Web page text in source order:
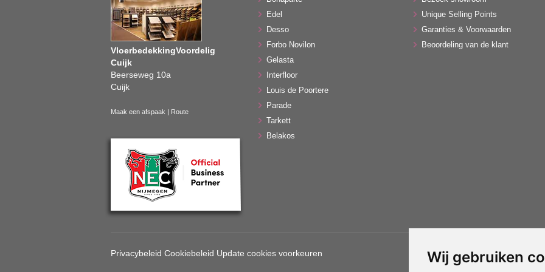
Wij gebruiken
VloerbedekkingVoordelig
Cuijk
Beerseweg 10a
Cuijk
Maak een afspaak | Route
Edel
Desso
Forbo Novilon
Gelasta
Interfloor
Louis de Poortere
Parade
Tarkett
Belakos
Unique Selling Points
Garanties & Voorwaarden
Beoordeling van de klant
Privacybeleid Cookiebeleid Update cookies voorkeuren Gebruik van deze site betekent